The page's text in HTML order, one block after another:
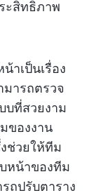
ะสิทธิภาพ
าเป็นเรื่อง
ารถตรวจ
บที่สวยงาม
ของงาน
ช่วยให้ทีม
หน้าของทีม
ถปรับตาราง